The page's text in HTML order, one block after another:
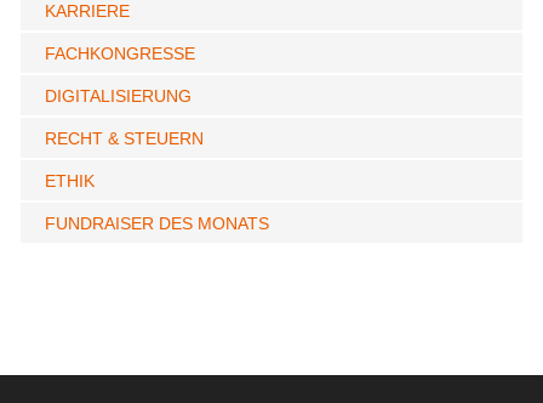
KARRIERE
FACHKONGRESSE
DIGITALISIERUNG
RECHT & STEUERN
ETHIK
FUNDRAISER DES MONATS